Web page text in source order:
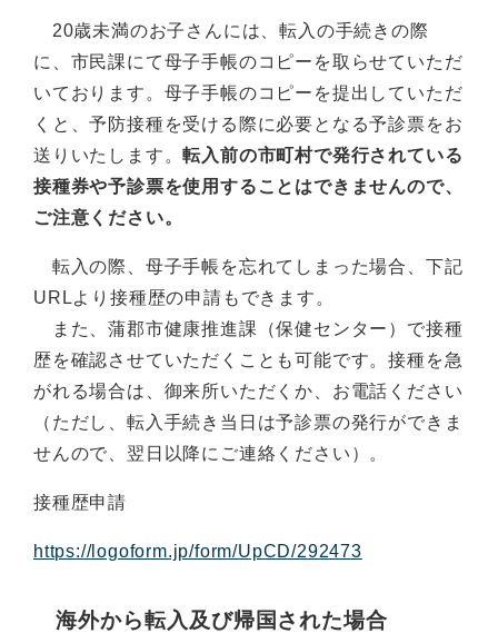
20歳未満のお子さんには、転入の手続きの際
に、市民課にて母子手帳のコピーを取らせていただ
いております。母子手帳のコピーを提出していただ
くと、予防接種を受ける際に必要となる予診票をお
送りいたします。転入前の市町村で発行されている
接種券や予診票を使用することはできませんので、
ご注意ください。
転入の際、母子手帳を忘れてしまった場合、下記
URLより接種歴の申請もできます。
また、蒲郡市健康推進課（保健センター）で接種
歴を確認させていただくことも可能です。接種を急
がれる場合は、御来所いただくか、お電話ください
（ただし、転入手続き当日は予診票の発行ができま
せんので、翌日以降にご連絡ください）。
接種歴申請
https://logoform.jp/form/UpCD/292473
海外から転入及び帰国された場合